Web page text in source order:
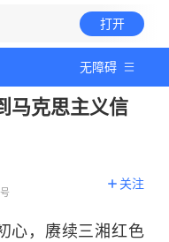
打开
无障碍
马克思主义信
关注
心，赓续三湘红色